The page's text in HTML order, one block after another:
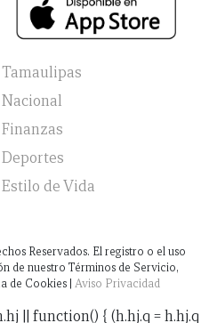
Tamaulipas
Nacional
Finanzas
Deportes
Estilo de Vida
Reservados. El registro o el uso
de nuestro Términos de Servicio,
de Cookies | Aviso Privacidad
|| function() { (h.hj.q = h.hj.q